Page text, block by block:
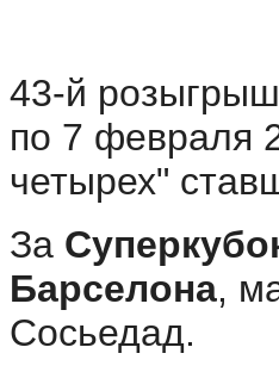
43-й розыгрыш
по 7 февраля
четырех"
За
Барселона,
Сосьедад.